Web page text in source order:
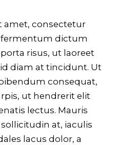
amet, consectetur
fermentum dictum
risus, ut laoreet
diam at tincidunt. Ut
consequat,
ut hendrerit elit
lectus. Mauris
sollicitudin at, iaculis
lacus dolor, a